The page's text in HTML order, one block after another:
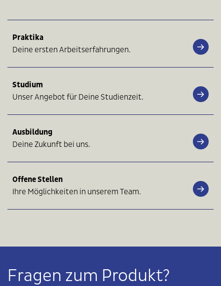
Praktika
Deine ersten Arbeitserfahrungen.
Studium
Unser Angebot für Deine Studienzeit.
Ausbildung
Deine Zukunft bei uns.
Offene Stellen
Ihre Möglichkeiten in unserem Team.
Fragen zum Produkt?